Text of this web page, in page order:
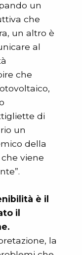
un
che
un altro è
al
che
di
un
della
viene
è il
il
la